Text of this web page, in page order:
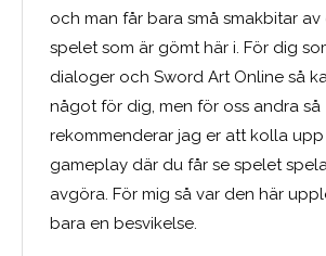
och man får bara små smakbitar
spelet som är gömt här i. För dig
dialoger och Sword Art Online så
något för dig, men för oss andra så
rekommenderar jag er att kolla
gameplay där du får se spelet
avgöra. För mig så var den här
bara en besvikelse.